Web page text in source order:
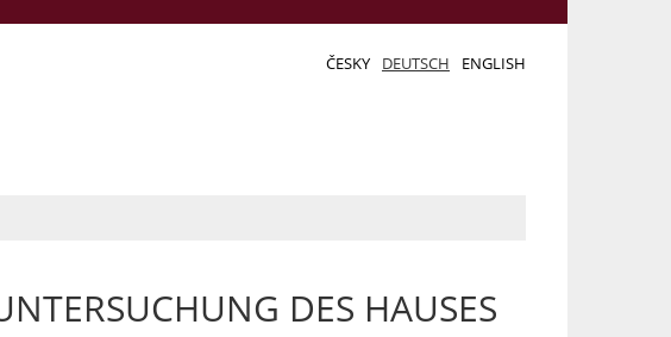
ČESKY DEUTSCH ENGLISH
DES HAUSES